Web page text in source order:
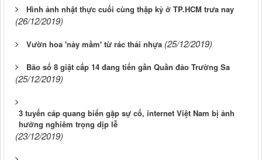
Hình ảnh nhật thực cuối cùng thập kỷ ở TP.HCM trưa nay
(26/12/2019)
Vườn hoa 'nảy mầm' từ rác thải nhựa (25/12/2019)
Bão số 8 giật cấp 14 đang tiến gần Quần đảo Trường Sa
(25/12/2019)
3 tuyến cáp quang biển gặp sự cố, internet Việt Nam bị ảnh
hưởng nghiêm trọng dịp lễ
(23/12/2019)